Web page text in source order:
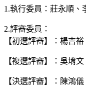
1.執行委員：莊永順
2.評審委員：
【初選評審】：楊吉
【複選評審】：吳堉
【決選評審】：陳鴻